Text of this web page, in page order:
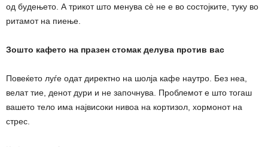
од будењето. А трикот што менува сè не е во состојките, туку во
ритамот на пиење.
Зошто кафето на празен стомак делува против вас
Повеќето луѓе одат директно на шолја кафе наутро. Без неа,
велат тие, денот дури и не започнува. Проблемот е што тогаш
вашето тело има највисоки нивоа на кортизол, хормонот на
стрес.